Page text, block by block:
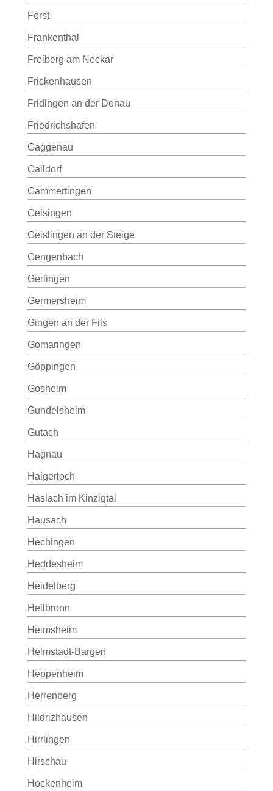
Forst
Frankenthal
Freiberg am Neckar
Frickenhausen
Fridingen an der Donau
Friedrichshafen
Gaggenau
Gaildorf
Gammertingen
Geisingen
Geislingen an der Steige
Gengenbach
Gerlingen
Germersheim
Gingen an der Fils
Gomaringen
Göppingen
Gosheim
Gundelsheim
Gutach
Hagnau
Haigerloch
Haslach im Kinzigtal
Hausach
Hechingen
Heddesheim
Heidelberg
Heilbronn
Heimsheim
Helmstadt-Bargen
Heppenheim
Herrenberg
Hildrizhausen
Hirrlingen
Hirschau
Hockenheim